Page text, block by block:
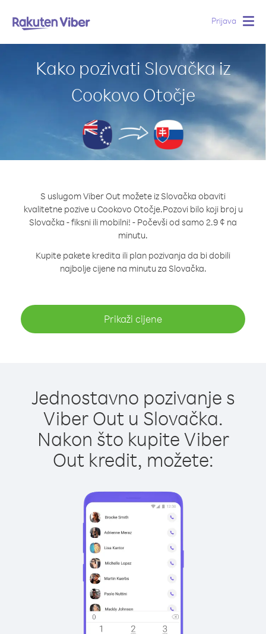
Prijava
Kako pozivati Slovačka iz
Cookovo Otočje
S uslugom Viber Out možete iz Slovačka obaviti
kvalitetne pozive u Cookovo Otočje.Pozovi bilo koji broj u
Slovačka - fiksni ili mobilni! - Počevši od samo 2.9 ¢ na
minutu.
Kupite pakete kredita ili plan pozivanja da bi dobili
najbolje cijene na minutu za Slovačka.
Prikaži cijene
Jednostavno pozivanje s
Viber Out u Slovačka.
Nakon što kupite Viber
Out kredit, možete: